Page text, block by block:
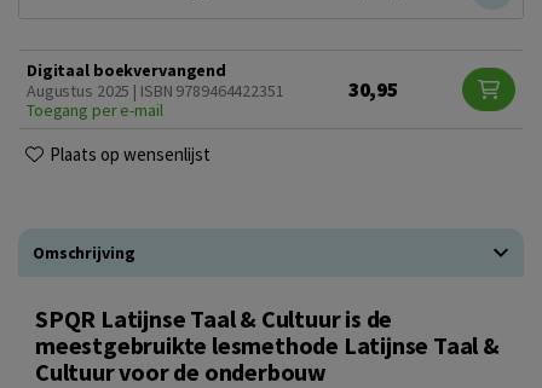
Digitaal boekvervangend
Augustus 2025 | ISBN 9789464422351
Toegang per e-mail
30,95
Plaats op wensenlijst
Omschrijving
SPQR Latijnse Taal & Cultuur is de
meestgebruikte lesmethode Latijnse Taal &
Cultuur voor de onderbouw